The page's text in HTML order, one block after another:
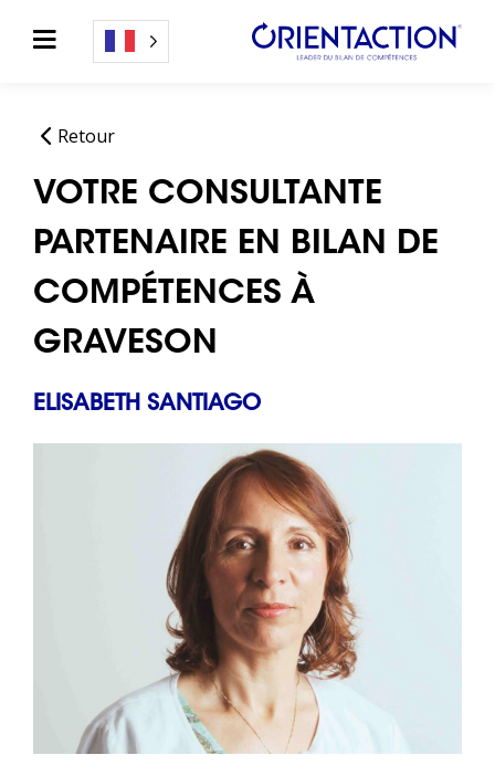
Retour
VOTRE CONSULTANTE
PARTENAIRE EN BILAN DE
COMPÉTENCES À
GRAVESON
ELISABETH SANTIAGO